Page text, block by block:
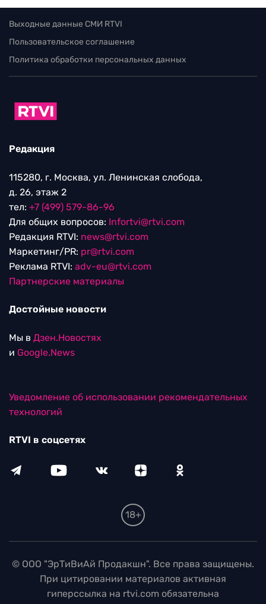
Выходные данные СМИ RTVI
Пользовательское соглашение
Политика обработки персональных данных
Редакция
115280, г. Москва, ул. Ленинская слобода,
д. 26, этаж 2
тел: +7 (499) 579-86-96
Для общих вопросов: Infortvi@rtvi.com
Редакция RTVI: news@rtvi.com
Маркетинг/PR: pr@rtvi.com
Реклама RTVI: adv-eu@rtvi.com
Партнерские материалы
Достойные новости
Мы в Дзен.Новостях
и Google.News
Уведомление об использовании рекомендательных
технологий
RTVI в соцсетях
18+
© ООО "ЭрТиВиАй Продакшн". Все права защищены.
При цитировании материалов активная
гиперссылка на rtvi.com обязательна